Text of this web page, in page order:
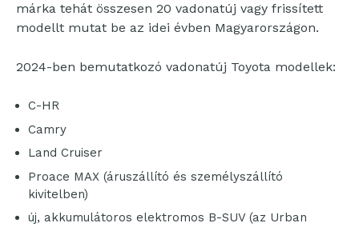
márka tehát összesen 20 vadonatúj vagy frissített
modellt mutat be az idei évben Magyarországon.
2024-ben bemutatkozó vadonatúj Toyota modellek:
C-HR
Camry
Land Cruiser
Proace MAX (áruszállító és személyszállító
kivitelben)
új, akkumulátoros elektromos B-SUV (az Urban